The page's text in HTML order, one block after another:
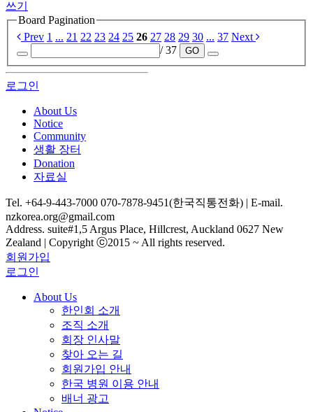
쓰기
Board Pagination
Prev 1 ... 21 22 23 24 25 26 27 28 29 30 ... 37 Next
/ 37
GO
로그인
About Us
Notice
Community
생활 장터
Donation
자료실
Tel. +64-9-443-7000 070-7878-9451(한국직통전화) | E-mail.
nzkorea.org@gmail.com
Address. suite#1,5 Argus Place, Hillcrest, Auckland 0627 New
Zealand | Copyright ⓒ2015 ~ All rights reserved.
회원가입
로그인
About Us
한인회 소개
조직 소개
회장 인사말
찾아 오는 길
회원가입 안내
한국 병원 이용 안내
배너 광고